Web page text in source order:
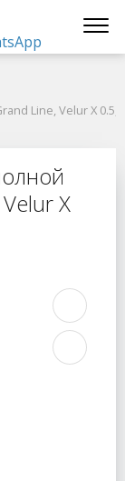
Line, Velur X 0.5,
Line, Velur X 0.5,
X